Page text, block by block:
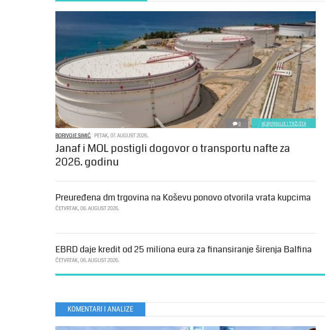
0 KOMPANIJE I TRŽIŠTA
BORIVOJE SIMIĆ PETAK, 07. AUGUST 2026.
Janaf i MOL postigli dogovor o transportu nafte za
2026. godinu
Preuređena dm trgovina na Koševu ponovo otvorila vrata kupcima
ČETVRTAK, 06. AUGUST 2026.
EBRD daje kredit od 25 miliona eura za finansiranje širenja Balfina
ČETVRTAK, 06. AUGUST 2026.
KOMENTARI I ANALIZE